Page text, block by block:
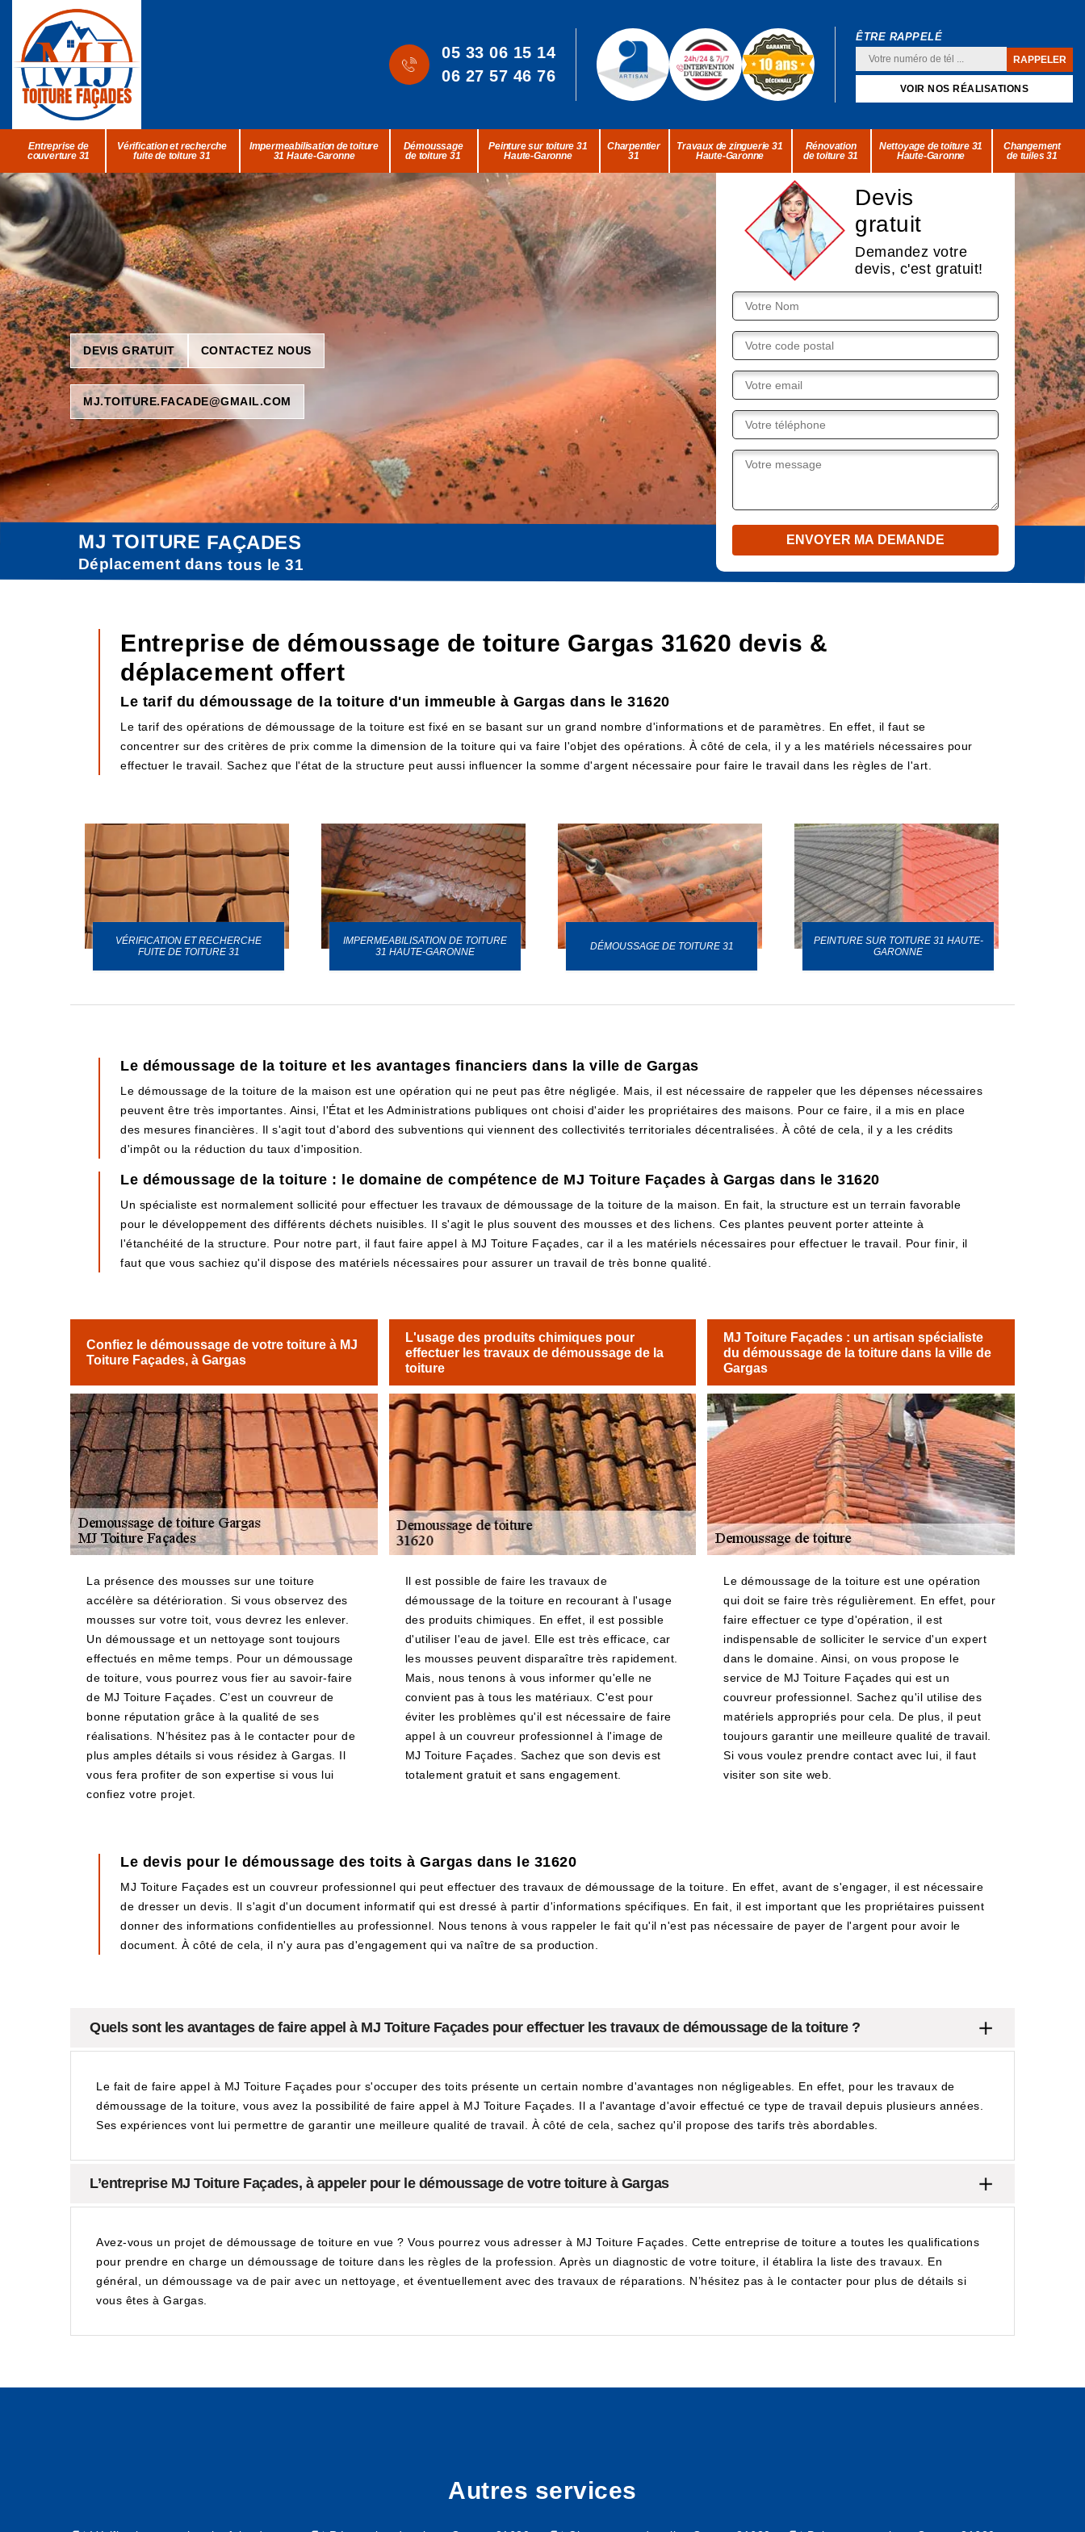
05 33 06 15 14
06 27 57 46 76
ÊTRE RAPPELÉ
VOIR NOS RÉALISATIONS
Entreprise de
couverture 31
Vérification et recherche
fuite de toiture 31
Impermeabilisation de toiture
31 Haute-Garonne
Démoussage
de toiture 31
Peinture sur toiture 31
Haute-Garonne
Charpentier
31
Travaux de zinguerie 31
Haute-Garonne
Rénovation
de toiture 31
Nettoyage de toiture 31
Haute-Garonne
Changement
de tuiles 31
DEVIS GRATUIT CONTACTEZ NOUS
MJ.TOITURE.FACADE@GMAIL.COM
Devis
gratuit
Demandez votre
devis, c'est gratuit!
MJ TOITURE FAÇADES
Déplacement dans tous le 31
Entreprise de démoussage de toiture Gargas 31620 devis &
déplacement offert
Le tarif du démoussage de la toiture d'un immeuble à Gargas dans le 31620
Le tarif des opérations de démoussage de la toiture est fixé en se basant sur un grand nombre d'informations et de paramètres. En effet, il faut se
concentrer sur des critères de prix comme la dimension de la toiture qui va faire l'objet des opérations. À côté de cela, il y a les matériels nécessaires pour
effectuer le travail. Sachez que l'état de la structure peut aussi influencer la somme d'argent nécessaire pour faire le travail dans les règles de l'art.
VÉRIFICATION ET RECHERCHE
FUITE DE TOITURE 31
IMPERMEABILISATION DE TOITURE
31 HAUTE-GARONNE
DÉMOUSSAGE DE TOITURE 31
PEINTURE SUR TOITURE 31 HAUTE-
GARONNE
Le démoussage de la toiture et les avantages financiers dans la ville de Gargas
Le démoussage de la toiture de la maison est une opération qui ne peut pas être négligée. Mais, il est nécessaire de rappeler que les dépenses nécessaires
peuvent être très importantes. Ainsi, l'État et les Administrations publiques ont choisi d'aider les propriétaires des maisons. Pour ce faire, il a mis en place
des mesures financières. Il s'agit tout d'abord des subventions qui viennent des collectivités territoriales décentralisées. À côté de cela, il y a les crédits
d'impôt ou la réduction du taux d'imposition.
Le démoussage de la toiture : le domaine de compétence de MJ Toiture Façades à Gargas dans le 31620
Un spécialiste est normalement sollicité pour effectuer les travaux de démoussage de la toiture de la maison. En fait, la structure est un terrain favorable
pour le développement des différents déchets nuisibles. Il s'agit le plus souvent des mousses et des lichens. Ces plantes peuvent porter atteinte à
l'étanchéité de la structure. Pour notre part, il faut faire appel à MJ Toiture Façades, car il a les matériels nécessaires pour effectuer le travail. Pour finir, il
faut que vous sachiez qu'il dispose des matériels nécessaires pour assurer un travail de très bonne qualité.
Confiez le démoussage de votre toiture à MJ
Toiture Façades, à Gargas
La présence des mousses sur une toiture
accélère sa détérioration. Si vous observez des
mousses sur votre toit, vous devrez les enlever.
Un démoussage et un nettoyage sont toujours
effectués en même temps. Pour un démoussage
de toiture, vous pourrez vous fier au savoir-faire
de MJ Toiture Façades. C’est un couvreur de
bonne réputation grâce à la qualité de ses
réalisations. N’hésitez pas à le contacter pour de
plus amples détails si vous résidez à Gargas. Il
vous fera profiter de son expertise si vous lui
confiez votre projet.
L'usage des produits chimiques pour
effectuer les travaux de démoussage de la
toiture
Il est possible de faire les travaux de
démoussage de la toiture en recourant à l'usage
des produits chimiques. En effet, il est possible
d'utiliser l'eau de javel. Elle est très efficace, car
les mousses peuvent disparaître très rapidement.
Mais, nous tenons à vous informer qu'elle ne
convient pas à tous les matériaux. C'est pour
éviter les problèmes qu'il est nécessaire de faire
appel à un couvreur professionnel à l'image de
MJ Toiture Façades. Sachez que son devis est
totalement gratuit et sans engagement.
MJ Toiture Façades : un artisan spécialiste
du démoussage de la toiture dans la ville de
Gargas
Le démoussage de la toiture est une opération
qui doit se faire très régulièrement. En effet, pour
faire effectuer ce type d'opération, il est
indispensable de solliciter le service d'un expert
dans le domaine. Ainsi, on vous propose le
service de MJ Toiture Façades qui est un
couvreur professionnel. Sachez qu'il utilise des
matériels appropriés pour cela. De plus, il peut
toujours garantir une meilleure qualité de travail.
Si vous voulez prendre contact avec lui, il faut
visiter son site web.
Le devis pour le démoussage des toits à Gargas dans le 31620
MJ Toiture Façades est un couvreur professionnel qui peut effectuer des travaux de démoussage de la toiture. En effet, avant de s'engager, il est nécessaire
de dresser un devis. Il s'agit d'un document informatif qui est dressé à partir d'informations spécifiques. En fait, il est important que les propriétaires puissent
donner des informations confidentielles au professionnel. Nous tenons à vous rappeler le fait qu'il n'est pas nécessaire de payer de l'argent pour avoir le
document. À côté de cela, il n'y aura pas d'engagement qui va naître de sa production.
Quels sont les avantages de faire appel à MJ Toiture Façades pour effectuer les travaux de démoussage de la toiture ?
Le fait de faire appel à MJ Toiture Façades pour s'occuper des toits présente un certain nombre d'avantages non négligeables. En effet, pour les travaux de
démoussage de la toiture, vous avez la possibilité de faire appel à MJ Toiture Façades. Il a l'avantage d'avoir effectué ce type de travail depuis plusieurs années.
Ses expériences vont lui permettre de garantir une meilleure qualité de travail. À côté de cela, sachez qu'il propose des tarifs très abordables.
L’entreprise MJ Toiture Façades, à appeler pour le démoussage de votre toiture à Gargas
Avez-vous un projet de démoussage de toiture en vue ? Vous pourrez vous adresser à MJ Toiture Façades. Cette entreprise de toiture a toutes les qualifications
pour prendre en charge un démoussage de toiture dans les règles de la profession. Après un diagnostic de votre toiture, il établira la liste des travaux. En
général, un démoussage va de pair avec un nettoyage, et éventuellement avec des travaux de réparations. N’hésitez pas à le contacter pour plus de détails si
vous êtes à Gargas.
Autres services